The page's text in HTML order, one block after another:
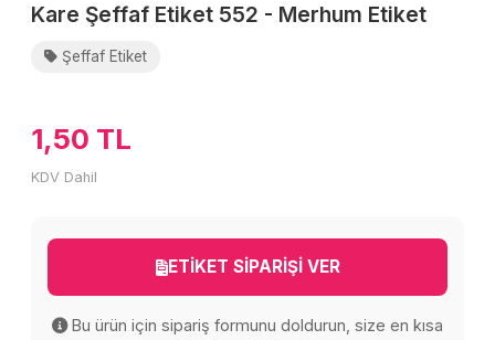
Kare Şeffaf Etiket 552 - Merhum Etiket
Şeffaf Etiket
1,50 TL
KDV Dahil
ETİKET SİPARİŞİ VER
Bu ürün için sipariş formunu doldurun, size en kısa